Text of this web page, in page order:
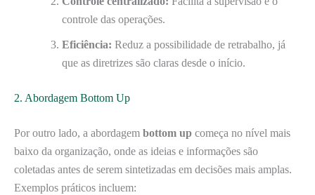
controle das operações.
Eficiência: Reduz a possibilidade de retrabalho, já
que as diretrizes são claras desde o início.
2. Abordagem Bottom Up
Por outro lado, a abordagem bottom up começa no nível mais
baixo da organização, onde as ideias e informações são
coletadas antes de serem sintetizadas em decisões mais amplas.
Exemplos práticos incluem: